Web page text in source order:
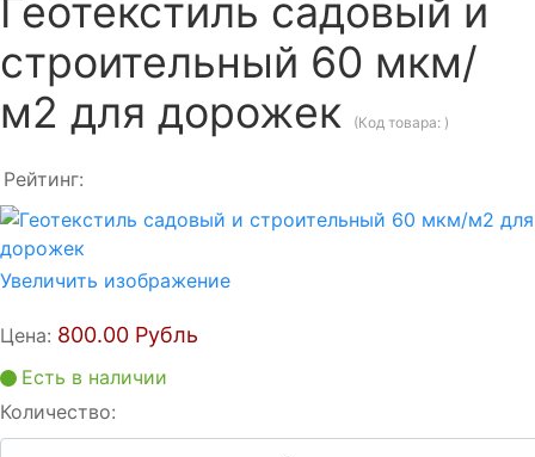
Геотекстиль садовый и
строительный 60 мкм/
м2 для дорожек
(Код товара: )
Рейтинг:
Увеличить изображение
Цена: 800.00 Рубль
Есть в наличии
Количество: